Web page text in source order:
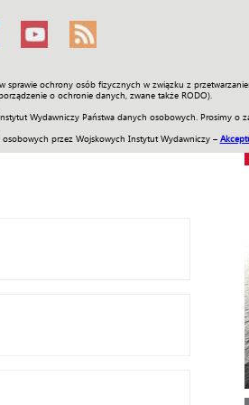
sprawie ochrony osób fizycznych w związku z
o ochronie danych, zwane także RODO).
Wydawniczy Państwa danych osobowych. Prosimy o
przez Wojskowych Instytut Wydawniczy –
Galerie Wideo ENGLISH